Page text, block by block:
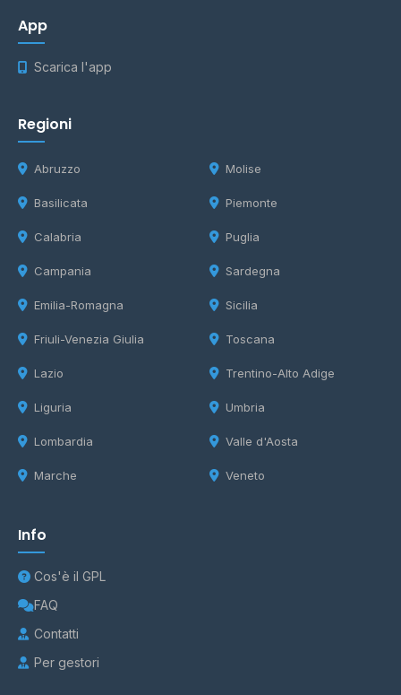
App
Scarica l'app
Regioni
Abruzzo
Basilicata
Calabria
Campania
Emilia-Romagna
Friuli-Venezia Giulia
Lazio
Liguria
Lombardia
Marche
Molise
Piemonte
Puglia
Sardegna
Sicilia
Toscana
Trentino-Alto Adige
Umbria
Valle d'Aosta
Veneto
Info
Cos'è il GPL
FAQ
Contatti
Per gestori